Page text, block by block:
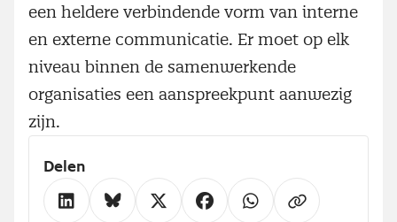
een heldere verbindende vorm van interne
en externe communicatie. Er moet op elk
niveau binnen de samenwerkende
organisaties een aanspreekpunt aanwezig
zijn.
Delen